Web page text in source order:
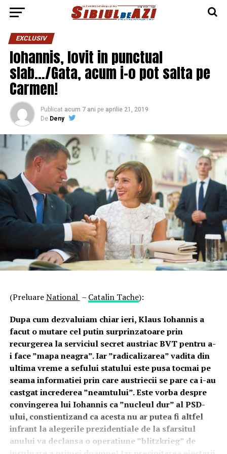
EXCLUSIV
Iohannis, lovit in punctual
slab…/Gata, acum i-o pot salta pe
Carmen!
Publicat acum 7 ani pe aprilie 21, 2019
De Deny
(PreluareNational – Catalin Tache):
Dupa cum dezvaluiam chiar ieri, Klaus Iohannis a
facut o mutare cel putin surprinzatoare prin
recurgerea la serviciul secret austriac BVT pentru a-
i face ”mapa neagra”. Iar ”radicalizarea” vadita din
ultima vreme a sefului statului este pusa tocmai pe
seama informatiei prin care austriecii se pare ca i-au
castgat increderea ”neamtului”. Este vorba despre
convingerea lui Iohannis ca ”nucleul dur” al PSD-
ului, constientizand ca acesta nu ar putea fi altfel
infrant la alegerile prezidentiale de la sfarsitul
anului va declansa o operatiune ”blitzkrieg” de